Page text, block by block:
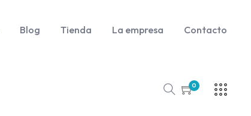
Blog Tienda La empresa Contacto
0